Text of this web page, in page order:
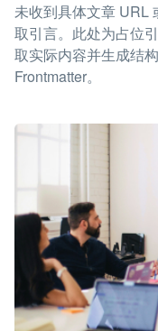
未收到具体文章 URL
取引言。此处为占位
取实际内容并生成结
Frontmatter。